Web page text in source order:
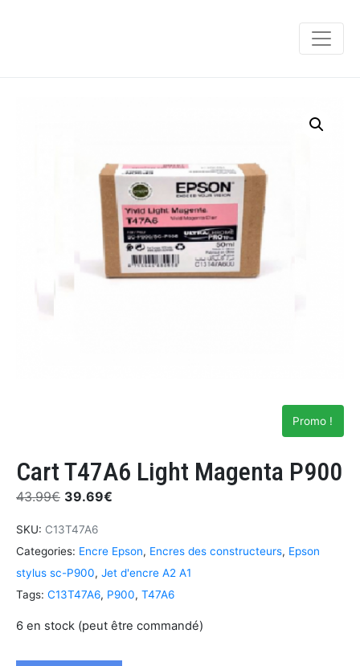
Promo !
Cart T47A6 Light Magenta P900
43.99€ 39.69€
SKU: C13T47A6
Categories: Encre Epson, Encres des constructeurs, Epson
stylus sc-P900, Jet d'encre A2 A1
Tags: C13T47A6, P900, T47A6
6 en stock (peut être commandé)